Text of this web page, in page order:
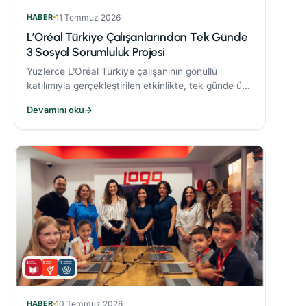
HABER 11 Temmuz 2026
L’Oréal Türkiye Çalışanlarından Tek Günde
3 Sosyal Sorumluluk Projesi
Yüzlerce L’Oréal Türkiye çalışanının gönüllü
katılımıyla gerçekleştirilen etkinlikte, tek günde üç
Devamını oku→
HABER 10 Temmuz 2026